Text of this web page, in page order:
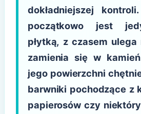
dokładniejszej
początkowo jest
płytką, z czasem
zamienia się w
jego powierzchni
barwniki pochodzące z
papierosów czy